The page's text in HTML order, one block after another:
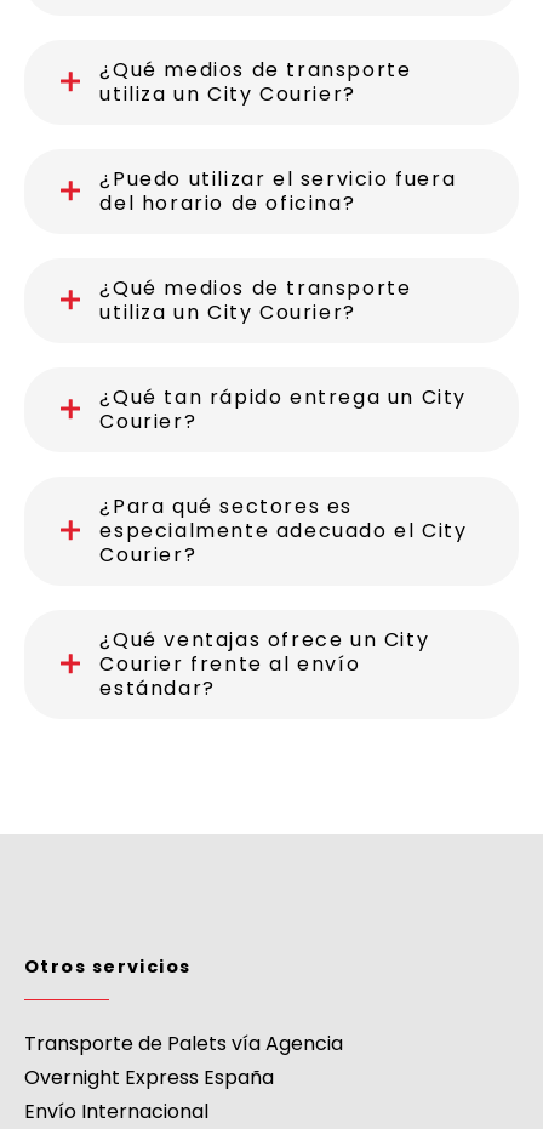
¿Qué medios de transporte
utiliza un City Courier?
¿Puedo utilizar el servicio fuera
del horario de oficina?
¿Qué medios de transporte
utiliza un City Courier?
¿Qué tan rápido entrega un City
Courier?
¿Para qué sectores es
especialmente adecuado el City
Courier?
¿Qué ventajas ofrece un City
Courier frente al envío
estándar?
Otros servicios
Transporte de Palets vía Agencia
Overnight Express España
Envío Internacional